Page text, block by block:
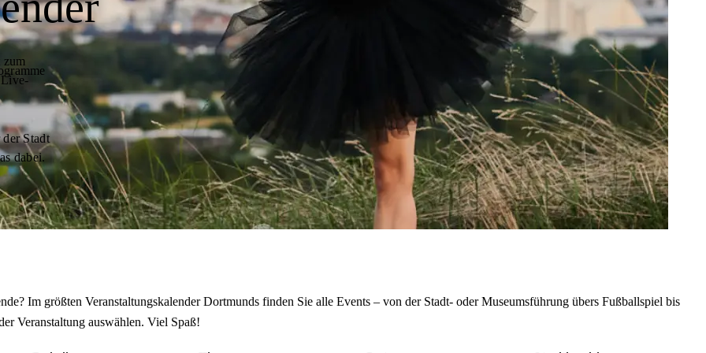
Live-
Stadt
dabei.
Im größten Veranstaltungskalender Dortmunds finden Sie alle Events – von der Stadt- oder Museumsführung übers Fußballspiel bis
Veranstaltung auswählen. Viel Spaß!